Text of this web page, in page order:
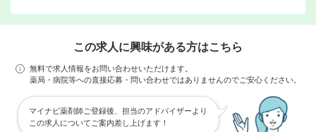
この求人に興味がある方はこちら
無料で求人情報をお問い合わせいただけます。
薬局・病院等への直接応募・問い合わせではありませんのでご安心ください。
マイナビ薬剤師ご登録後、担当のアドバイザーより
この求人についてご案内差し上げます！